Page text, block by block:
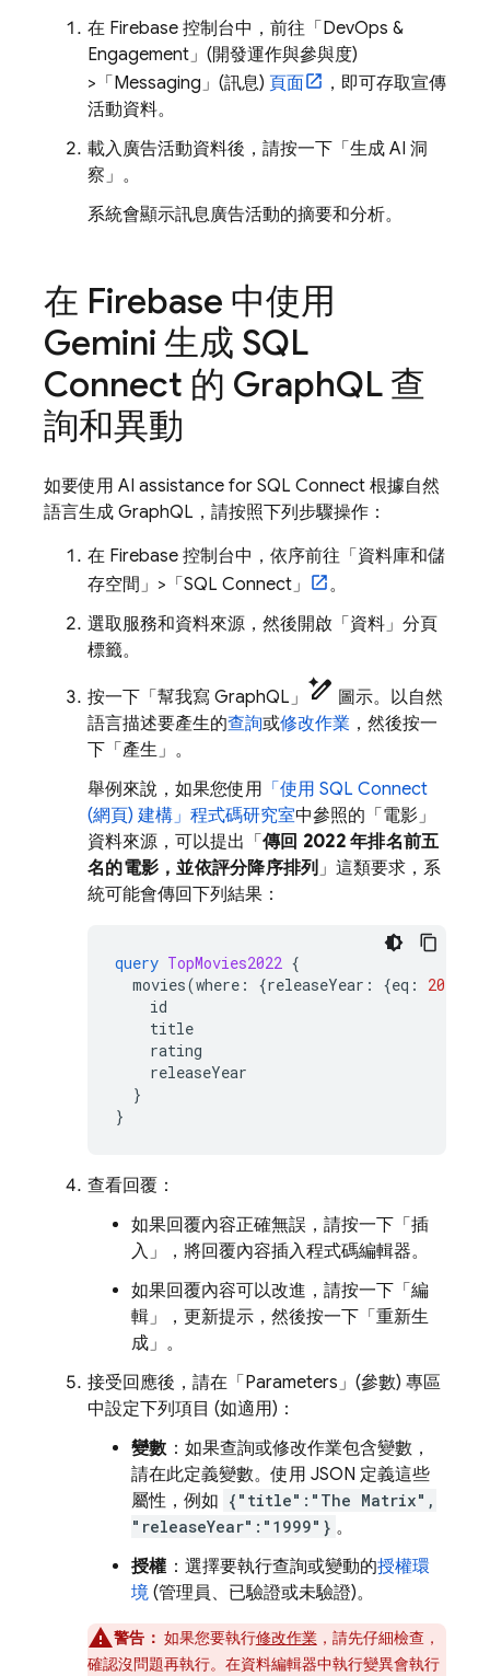
在 Firebase 控制台中，前往「DevOps &
Engagement」(開發運作與參與度)
>「Messaging」(訊息) 頁面
，即可存取宣傳
活動資料。
載入廣告活動資料後，請按一下「生成 AI 洞
察」 。
系統會顯示訊息廣告活動的摘要和分析。
在 Firebase 中使用
Gemini 生成 SQL
Connect 的 GraphQL 查
詢和異動
如要使用 AI assistance for SQL Connect 根據自然
語言生成 GraphQL，請按照下列步驟操作：
在 Firebase 控制台中，依序前往「資料庫和儲
存空間」 >「SQL Connect」
。
選取服務和資料來源，然後開啟「資料」 分頁
標籤。
按一下「幫我寫 GraphQL」 pen_spark 圖示。以自然
語言描述要產生的查詢或修改作業 ，然後按一
下「產生」 。
舉例來說，如果您使用 「使用 SQL Connect
(網頁) 建構」程式碼研究室中參照的「電影」
資料來源，可以提出「 傳回 2022 年排名前五
名的電影，並依評分降序排列 」這類要求，系
統可能會傳回下列結果：
query TopMovies2022 {
movies(where : {releaseYear : {eq : 2022
id
title
rating
releaseYear
}
}
查看回覆：
如果回覆內容正確無誤，請按一下「插
入」
，將回覆內容插入程式碼編輯器。
如果回覆內容可以改進，請按一下「編
輯」
，更新提示，然後按一下「重新生
成」 。
接受回應後，請在「Parameters」 (參數) 專區
中設定下列項目 (如適用)：
變數：如果查詢或修改作業包含變數，
請在此定義變數。使用 JSON 定義這些
屬性，例如 {"title":"The Matrix",
"releaseYear":"1999"} 。
授權：選擇要執行查詢或變動的授權環
境 (管理員、已驗證或未驗證)。
警告： 如果您要執行修改作業，請先仔細檢查，
確認沒問題再執行。在資料編輯器中執行變異會執行